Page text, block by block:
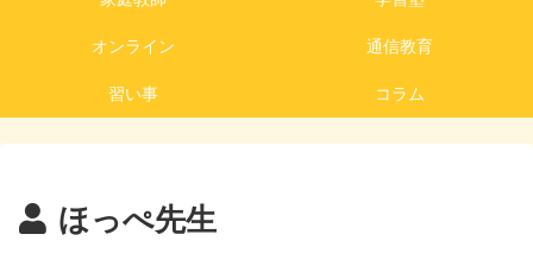
オンライン 通信教育
習い事 コラム
ほっぺ先生